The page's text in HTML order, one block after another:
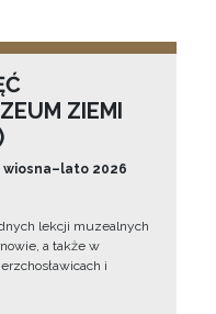
ZIEMI
2026
lekcji muzealnych
a także w
i